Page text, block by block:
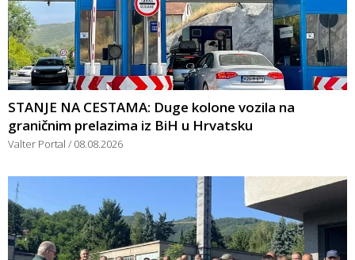
STANJE NA CESTAMA: Duge kolone vozila na
graničnim prelazima iz BiH u Hrvatsku
Valter Portal 08.08.2026